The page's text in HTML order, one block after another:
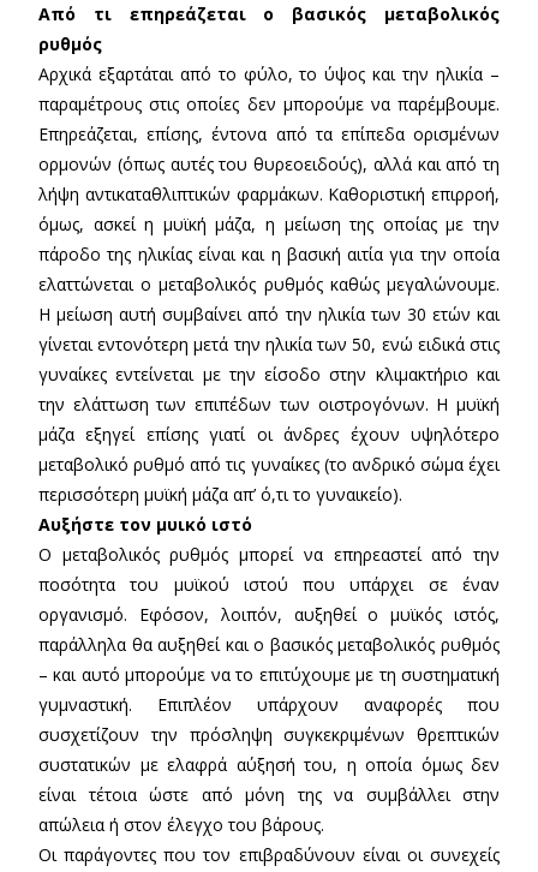
Από τι επηρεάζεται ο βασικός μεταβολικός
ρυθμός
Αρχικά εξαρτάται από το φύλο, το ύψος και την ηλικία –
παραμέτρους στις οποίες δεν μπορούμε να παρέμβουμε.
Επηρεάζεται, επίσης, έντονα από τα επίπεδα ορισμένων
ορμονών (όπως αυτές του θυρεοειδούς), αλλά και από τη
λήψη αντικαταθλιπτικών φαρμάκων. Καθοριστική επιρροή,
όμως, ασκεί η μυϊκή μάζα, η μείωση της οποίας με την
πάροδο της ηλικίας είναι και η βασική αιτία για την οποία
ελαττώνεται ο μεταβολικός ρυθμός καθώς μεγαλώνουμε.
Η μείωση αυτή συμβαίνει από την ηλικία των 30 ετών και
γίνεται εντονότερη μετά την ηλικία των 50, ενώ ειδικά στις
γυναίκες εντείνεται με την είσοδο στην κλιμακτήριο και
την ελάττωση των επιπέδων των οιστρογόνων. Η μυϊκή
μάζα εξηγεί επίσης γιατί οι άνδρες έχουν υψηλότερο
μεταβολικό ρυθμό από τις γυναίκες (το ανδρικό σώμα έχει
περισσότερη μυϊκή μάζα απ’ ό,τι το γυναικείο).
Αυξήστε τον μυικό ιστό
Ο μεταβολικός ρυθμός μπορεί να επηρεαστεί από την
ποσότητα του μυϊκού ιστού που υπάρχει σε έναν
οργανισμό. Εφόσον, λοιπόν, αυξηθεί ο μυϊκός ιστός,
παράλληλα θα αυξηθεί και ο βασικός μεταβολικός ρυθμός
– και αυτό μπορούμε να το επιτύχουμε με τη συστηματική
γυμναστική. Επιπλέον υπάρχουν αναφορές που
συσχετίζουν την πρόσληψη συγκεκριμένων θρεπτικών
συστατικών με ελαφρά αύξησή του, η οποία όμως δεν
είναι τέτοια ώστε από μόνη της να συμβάλλει στην
απώλεια ή στον έλεγχο του βάρους.
Οι παράγοντες που τον επιβραδύνουν είναι οι συνεχείς